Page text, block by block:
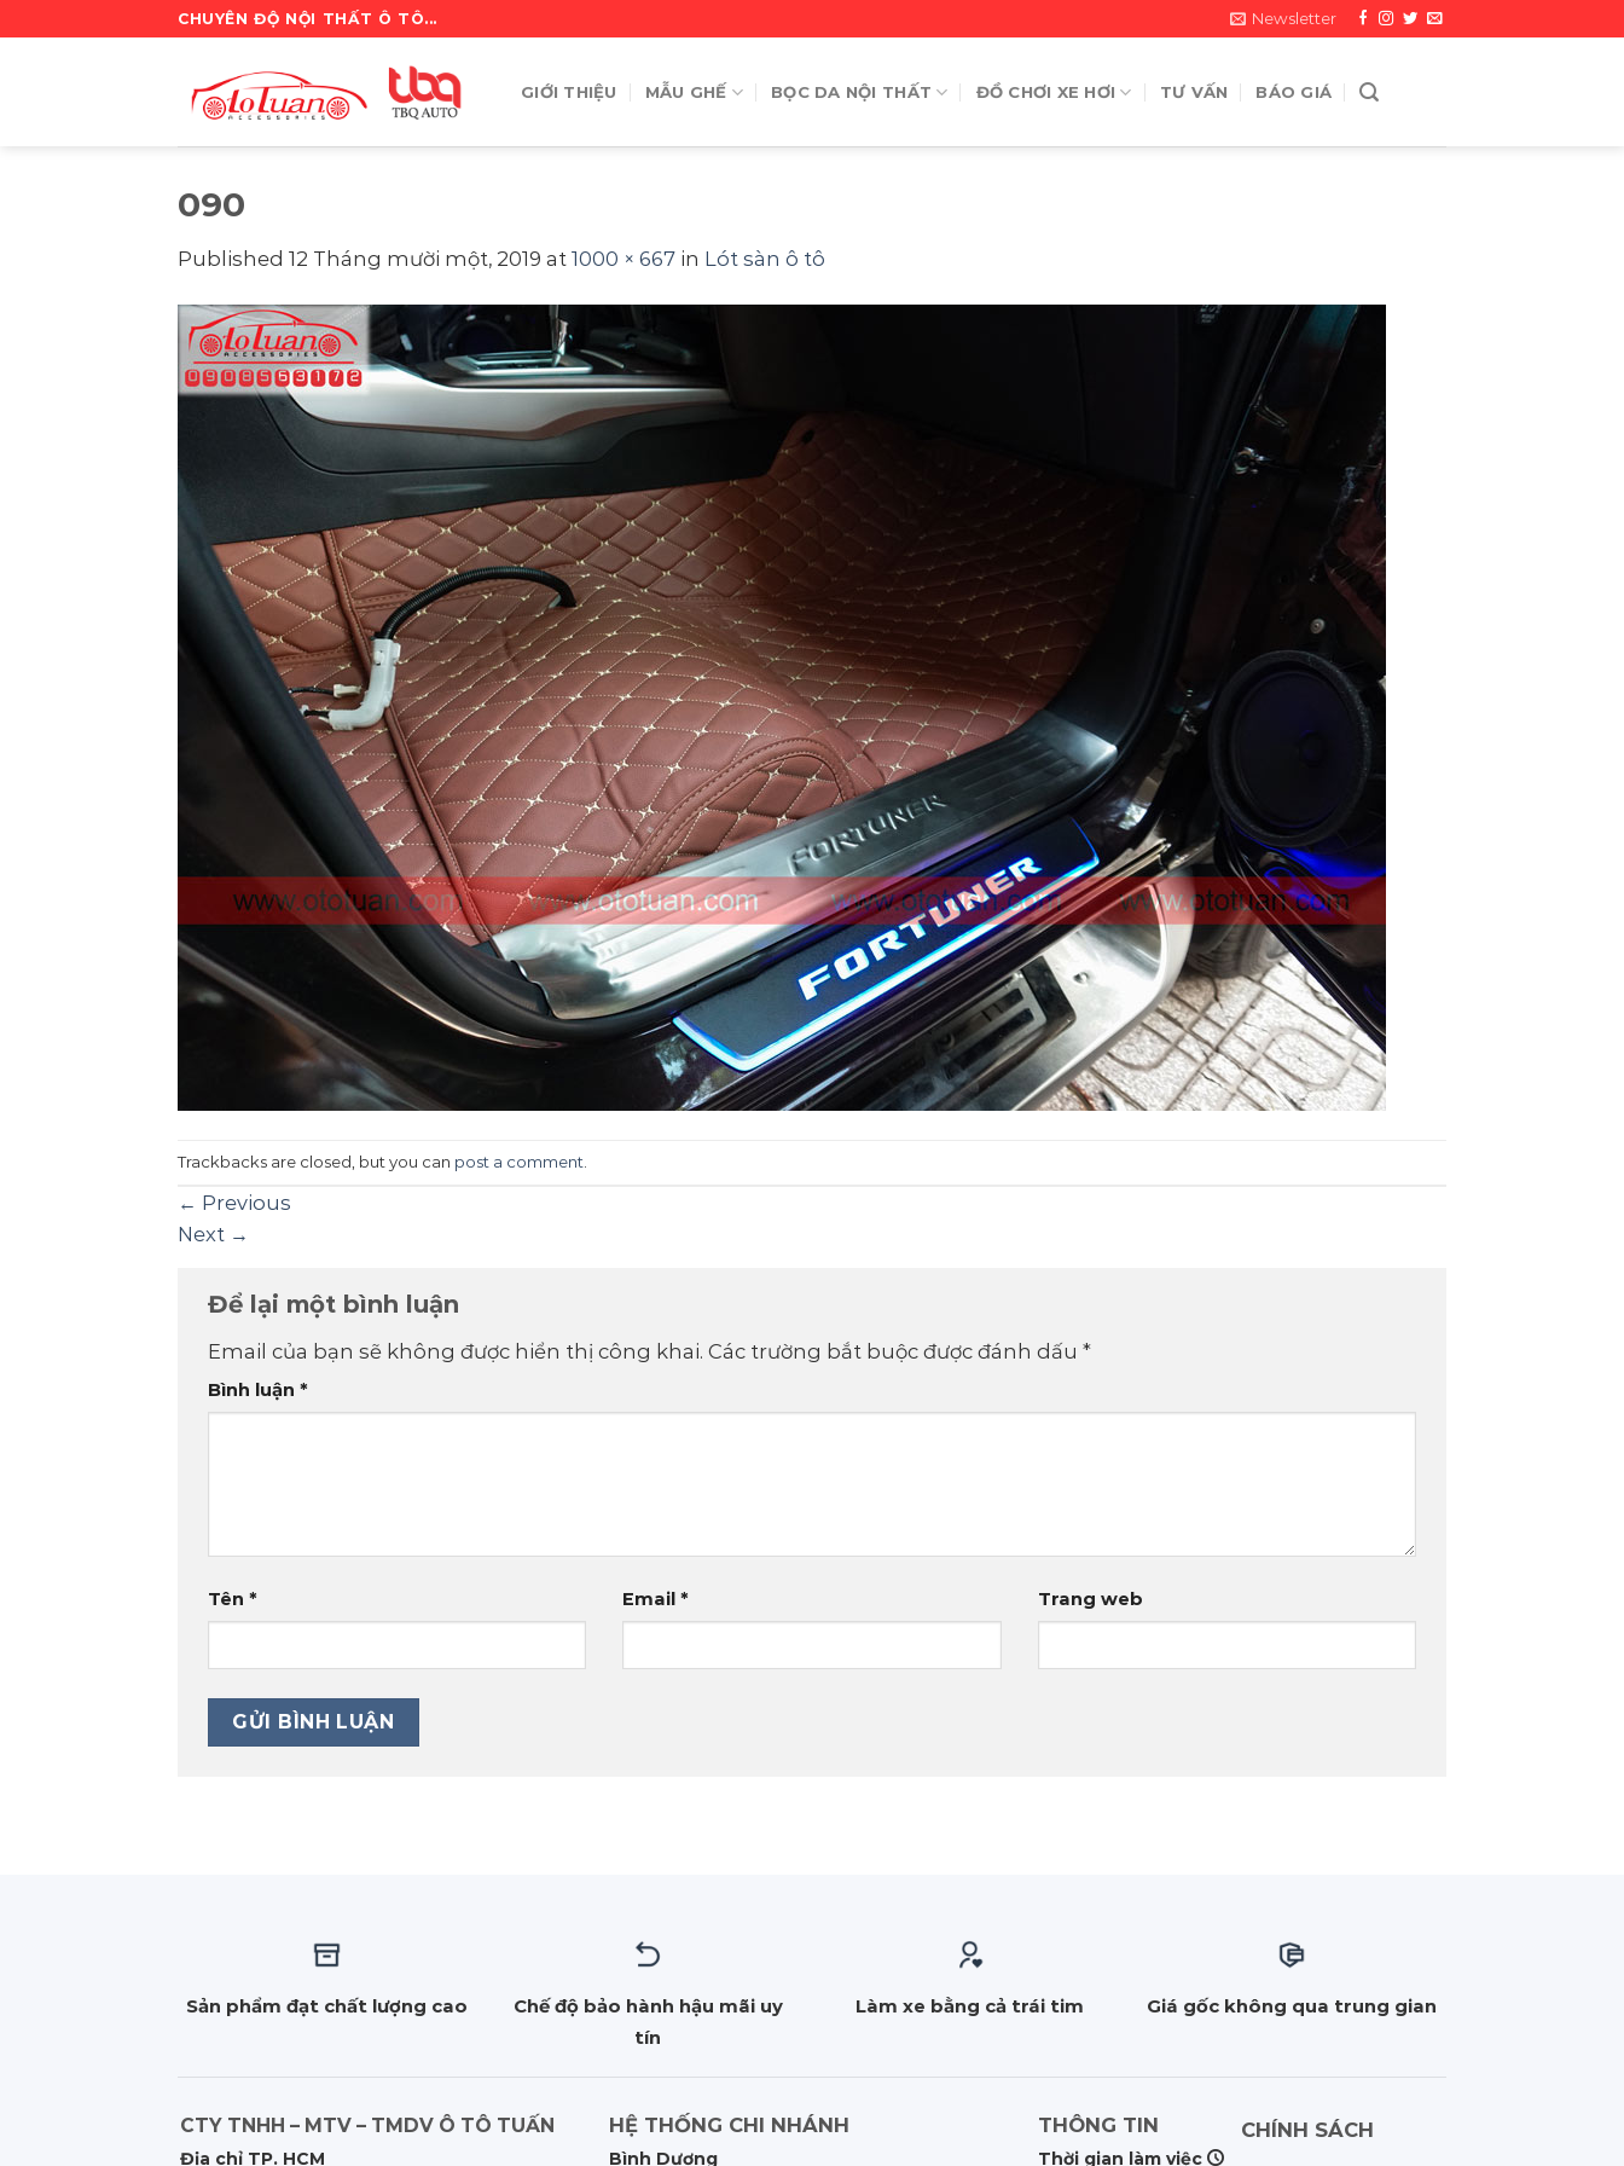
CHUYÊN ĐỘ NỘI THẤT Ô TÔ... Newsletter
GIỚI THIỆU MẪU GHẾ BỌC DA NỘI THẤT ĐỒ CHƠI XE HƠI TƯ VẤN BÁO GIÁ
090
Published 12 Tháng mười một, 2019 at 1000 × 667 in Lót sàn ô tô
Trackbacks are closed, but you can post a comment
← Previous
Next →
Để lại một bình luận
Email của bạn sẽ không được hiển thị công khai. Các trường bắt buộc được đánh dấu *
Bình luận *
Tên * Email* Trang web
Sản phẩm đạt chất lượng cao
Chế độ bảo hành hậu mãi uy
tín
Làm xe bằng cả trái tim Giá gốc không qua trung gian
CTY TNHH – MTV – TMDV Ô TÔ TUẤN
Địa chỉ TP. HCM
HỆ THỐNG CHI NHÁNH
Bình Dương
THÔNG TIN
Thời gian làm việc
CHÍNH SÁCH